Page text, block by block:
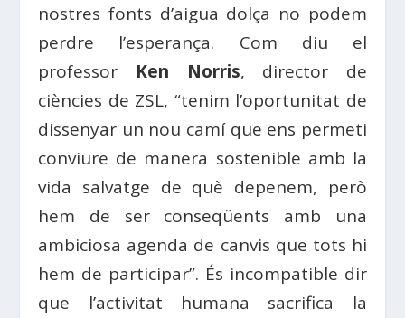
nostres fonts d’aigua dolça no podem
perdre l’esperança. Com diu el
professor Ken Norris, director de
ciències de ZSL, “tenim l’oportunitat de
dissenyar un nou camí que ens permeti
conviure de manera sostenible amb la
vida salvatge de què depenem, però
hem de ser conseqüents amb una
ambiciosa agenda de canvis que tots hi
hem de participar”. És incompatible dir
que l’activitat humana sacrifica la